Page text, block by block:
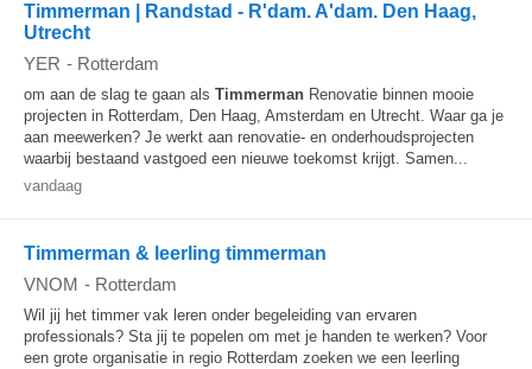
Timmerman | Randstad - R'dam. A'dam. Den Haag,
Utrecht
YER - Rotterdam
om aan de slag te gaan als Timmerman Renovatie binnen mooie
projecten in Rotterdam, Den Haag, Amsterdam en Utrecht. Waar ga je
aan meewerken? Je werkt aan renovatie- en onderhoudsprojecten
waarbij bestaand vastgoed een nieuwe toekomst krijgt. Samen...
vandaag
Timmerman & leerling timmerman
VNOM - Rotterdam
Wil jij het timmer vak leren onder begeleiding van ervaren
professionals? Sta jij te popelen om met je handen te werken? Voor
een grote organisatie in regio Rotterdam zoeken we een leerling